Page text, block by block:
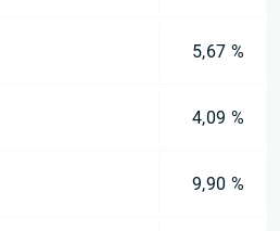
5,67 %
4,09 %
9,90 %